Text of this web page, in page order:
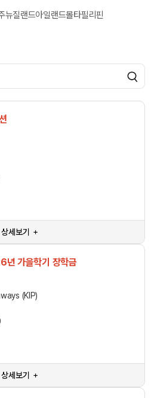
뉴질랜드아일랜드몰타필리핀
상세보기 ＋
년 가을학기 장학금
(KIP)
상세보기 ＋